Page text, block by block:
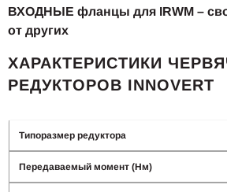
ВХОДНЫЕ фланцы для IRWM –
от других
ХАРАКТЕРИСТИКИ
РЕДУКТОРОВ INNOVERT
Типоразмер редуктора
Передаваемый момент (Нм)